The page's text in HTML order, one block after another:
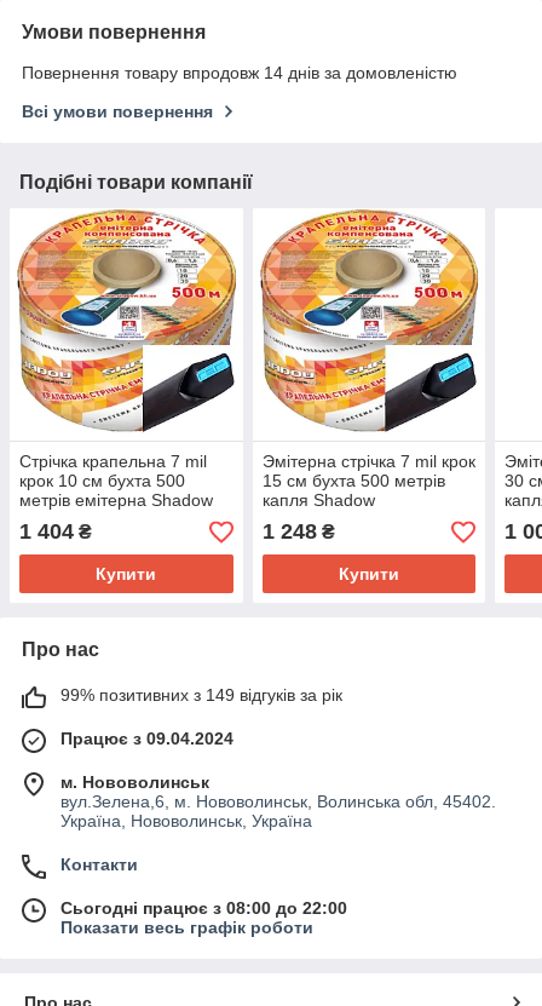
Умови повернення
Повернення товару впродовж 14 днів за домовленістю
Всі умови повернення
Подібні товари компанії
Стрічка крапельна 7 mil
крок 10 см бухта 500
метрів емітерна Shadow
1 404 ₴
Купити
Эмітерна стрічка 7 mil крок
15 см бухта 500 метрів
капля Shadow
1 248₴
Купити
30
1
Про нас
99% позитивних з 149 відгуків за рік
Працює з 09.04.2024
м. Нововолинськ
вул.Зелена,6, м. Нововолинськ, Волинська обл, 45402.
Україна, Нововолинськ, Україна
Контакти
Сьогодні працює з 08:00 до 22:00
Показати весь графік роботи